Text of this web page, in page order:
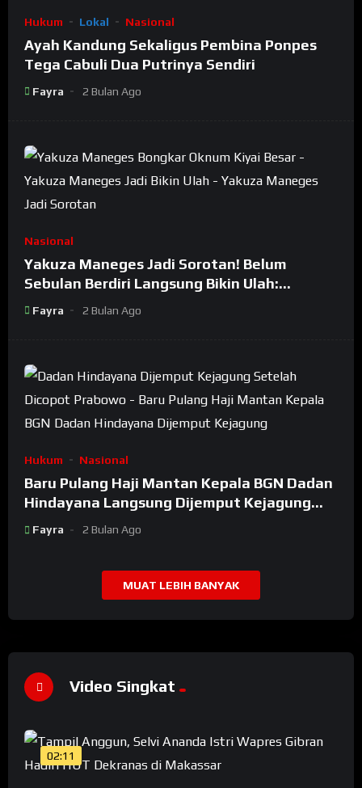
Hukum Lokal Nasional
Ayah Kandung Sekaligus Pembina Ponpes
Tega Cabuli Dua Putrinya Sendiri
Fayra 2 Bulan Ago
Nasional
Yakuza Maneges Jadi Sorotan! Belum
Sebulan Berdiri Langsung Bikin Ulah:
Bongkar Oknum Kiyai Besar
Fayra 2 Bulan Ago
Hukum Nasional
Baru Pulang Haji Mantan Kepala BGN Dadan
Hindayana Langsung Dijemput Kejagung
Setelah Dicopot Prabowo
Fayra 2 Bulan Ago
MUAT LEBIH BANYAK
Video Singkat
02:11